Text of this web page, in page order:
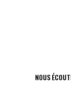
NOUS